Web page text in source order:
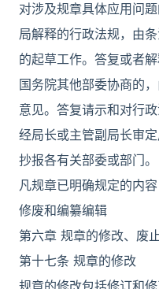
对涉及规章具体应用问
局解释的行政法规，由
的起草工作。答复或者
国务院其他部委协商的
意见。答复请示和对行
经局长或主管副局长审
抄报各有关部委或部门。
凡规章已明确规定的内容
修废和编纂编辑
第六章 规章的修改、废
第十七条 规章的修改
规章的修改包括修订和修